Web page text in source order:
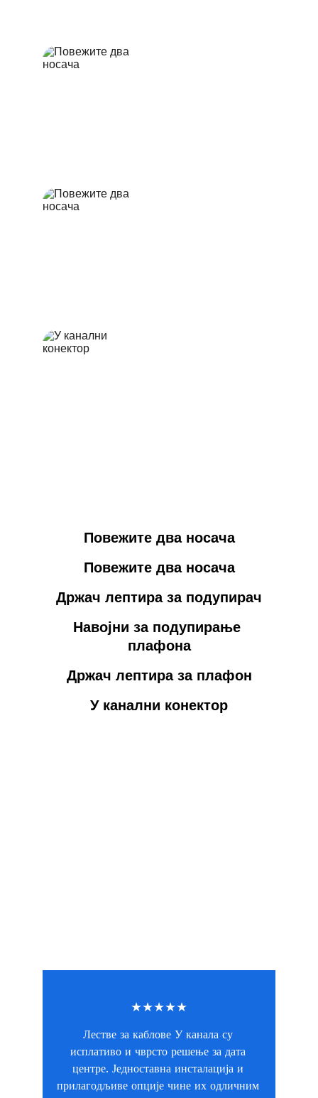
Повежите два носача
У канални конектор
Повежите два носача
Држач лептира за подупирач
Држач лептира за плафон
Навојни за подупирање
плафона
Лестве за каблове У канала су
исплативо и чврсто решење за дата
центре. Једноставна инсталација и
прилагодљиве опције чине их одличним
★★★★★